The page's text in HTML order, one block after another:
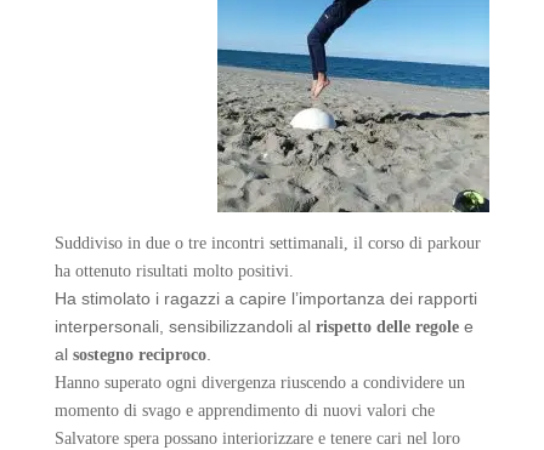
Suddiviso in due o tre incontri settimanali, il corso di parkour
ha ottenuto risultati molto positivi.
Ha stimolato i ragazzi a capire l’importanza dei rapporti
interpersonali, sensibilizzandoli al rispetto delle regole e
al sostegno reciproco.
Hanno superato ogni divergenza riuscendo a condividere un
momento di svago e apprendimento di nuovi valori che
Salvatore spera possano interiorizzare e tenere cari nel loro